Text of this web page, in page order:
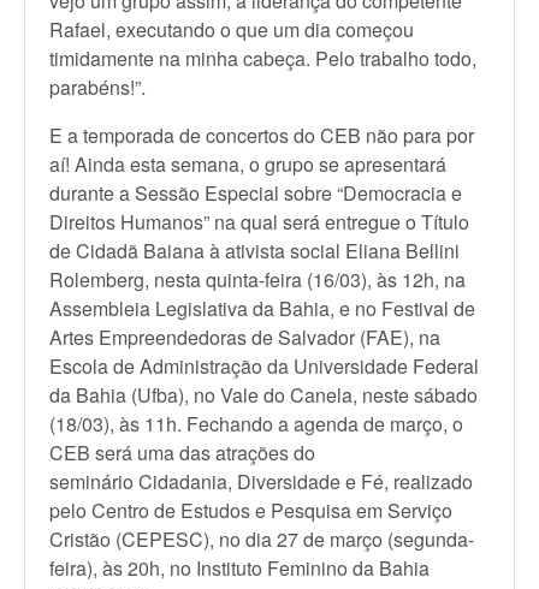
Rafael, executando o que um dia começou
timidamente na minha cabeça. Pelo trabalho todo,
parabéns!”.
E a temporada de concertos do CEB não para por
aí! Ainda esta semana, o grupo se apresentará
durante a Sessão Especial sobre “Democracia e
Direitos Humanos” na qual será entregue o Título
de Cidadã Baiana à ativista social Eliana Bellini
Rolemberg, nesta quinta-feira (16/03), às 12h, na
Assembleia Legislativa da Bahia, e no Festival de
Artes Empreendedoras de Salvador (FAE), na
Escola de Administração da Universidade Federal
da Bahia (Ufba), no Vale do Canela, neste sábado
(18/03), às 11h. Fechando a agenda de março, o
CEB será uma das atrações do
seminário Cidadania, Diversidade e Fé, realizado
pelo Centro de Estudos e Pesquisa em Serviço
Cristão (CEPESC), no dia 27 de março (segunda-
feira), às 20h, no Instituto Feminino da Bahia